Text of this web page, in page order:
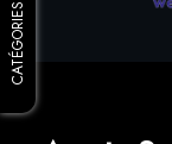
CATÉGORIES